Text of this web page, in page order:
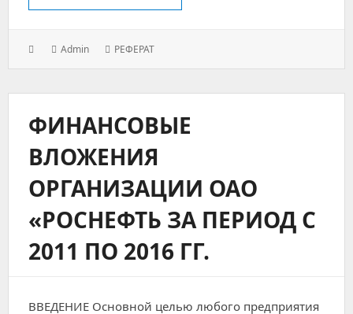
PostedAuthor:
Admin Categories:
РЕФЕРАТ
ФИНАНСОВЫЕ
ВЛОЖЕНИЯ
ОРГАНИЗАЦИИ ОАО
«РОСНЕФТЬ ЗА ПЕРИОД С
2011 ПО 2016 ГГ.
ВВЕДЕНИЕ Основной целью любого предприятия